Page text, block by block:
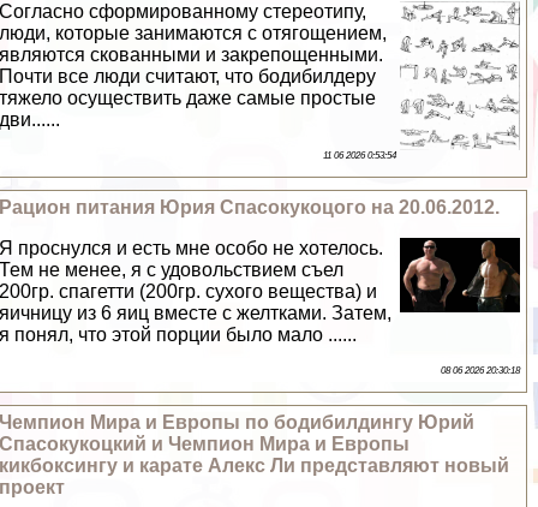
Согласно сформированному стереотипу,
люди, которые занимаются с отягощением,
являются скованными и закрепощенными.
Почти все люди считают, что бодибилдеру
тяжело осуществить даже самые простые
дви......
11 06 2026 0:53:54
Рацион питания Юрия Спасокукоцого на 20.06.2012.
Я проснулся и есть мне особо не хотелось.
Тем не менее, я с удовольствием съел
200гр. спагетти (200гр. сухого вещества) и
яичницу из 6 яиц вместе с желтками. Затем,
я понял, что этой порции было мало ......
08 06 2026 20:30:18
Чемпион Мира и Европы по бодибилдингу Юрий
Спасокукоцкий и Чемпион Мира и Европы
кикбоксингу и карате Алекс Ли представляют новый
проект